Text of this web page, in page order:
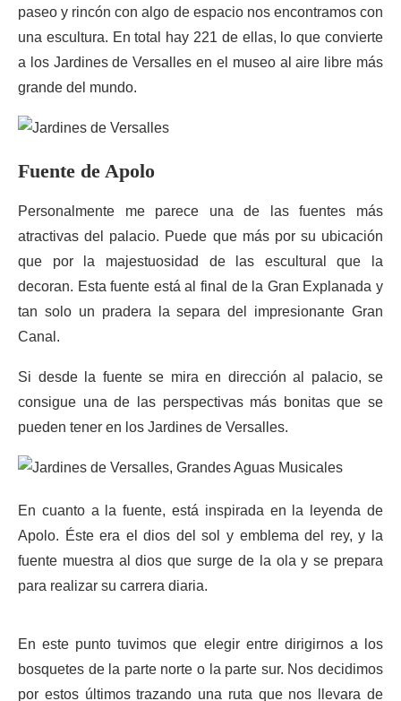
paseo y rincón con algo de espacio nos encontramos con
una escultura. En total hay 221 de ellas, lo que convierte
a los Jardines de Versalles en el museo al aire libre más
grande del mundo.
Fuente de Apolo
Personalmente me parece una de las fuentes más
atractivas del palacio. Puede que más por su ubicación
que por la majestuosidad de las escultural que la
decoran. Esta fuente está al final de la Gran Explanada y
tan solo un pradera la separa del impresionante Gran
Canal.
Si desde la fuente se mira en dirección al palacio, se
consigue una de las perspectivas más bonitas que se
pueden tener en los Jardines de Versalles.
En cuanto a la fuente, está inspirada en la leyenda de
Apolo. Éste era el dios del sol y emblema del rey, y la
fuente muestra al dios que surge de la ola y se prepara
para realizar su carrera diaria.
En este punto tuvimos que elegir entre dirigirnos a los
bosquetes de la parte norte o la parte sur. Nos decidimos
por estos últimos trazando una ruta que nos llevara de